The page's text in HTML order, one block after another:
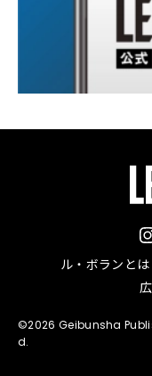
ル・ボランとは
©2026 Geibunsha
d.